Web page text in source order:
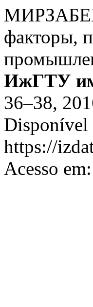
факторы,
ИжГТУ
36–38,
Disponível
https://
Acesso